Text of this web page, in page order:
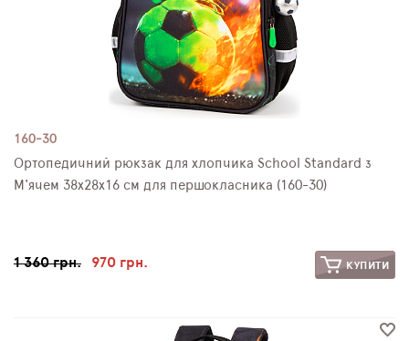
160-30
Ортопедичний рюкзак для хлопчика School Standard з
М'ячем 38х28х16 см для першокласника (160-30)
1 360 грн. 970 грн. КУПИТИ